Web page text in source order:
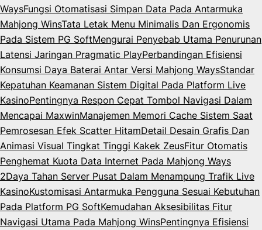
WaysFungsi Otomatisasi Simpan Data Pada Antarmuka
Mahjong WinsTata Letak Menu Minimalis Dan Ergonomis
Pada Sistem PG SoftMengurai Penyebab Utama Penurunan
Latensi Jaringan Pragmatic PlayPerbandingan Efisiensi
Konsumsi Daya Baterai Antar Versi Mahjong WaysStandar
Kepatuhan Keamanan Sistem Digital Pada Platform Live
KasinoPentingnya Respon Cepat Tombol Navigasi Dalam
Mencapai MaxwinManajemen Memori Cache Sistem Saat
Pemrosesan Efek Scatter HitamDetail Desain Grafis Dan
Animasi Visual Tingkat Tinggi Kakek ZeusFitur Otomatis
Penghemat Kuota Data Internet Pada Mahjong Ways
2Daya Tahan Server Pusat Dalam Menampung Trafik Live
KasinoKustomisasi Antarmuka Pengguna Sesuai Kebutuhan
Pada Platform PG SoftKemudahan Aksesibilitas Fitur
Navigasi Utama Pada Mahjong WinsPentingnya Efisiensi